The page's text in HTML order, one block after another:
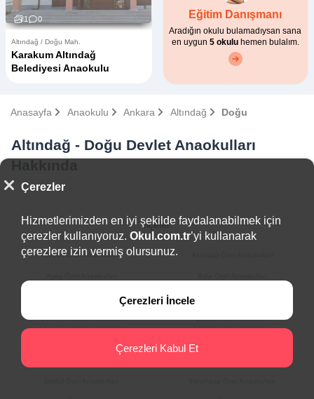
1 0
Altındağ / Doğu Mah.
Karakum Altındağ
Belediyesi Anaokulu
Eğitim Danışmanı
Aradığın okulu bulamadıysan sana
en uygun 5 okuluhemen bulalım.
Anasayfa Anaokulu Ankara Altındağ Doğu
Altındağ - Doğu Devlet Anaokulları
İlçeler
Akyurt Özel Anaokulları
Beypazarı Özel Anaokulları Çamlıdere Özel Anaokulları
Çerezler
Hizmetlerimizden en iyi şekilde faydalanabilmek için
çerezler kullanıyoruz. Okul.com.tr’yi kullanarak
çerezlere izin vermiş olursunuz.
Çerezleri İncele
Çerezleri Kabul Et